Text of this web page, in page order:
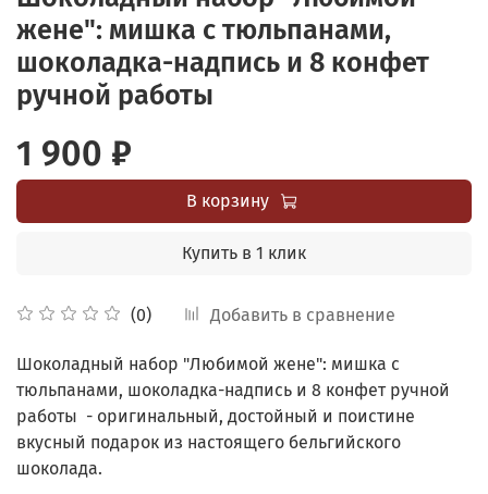
жене": мишка с тюльпанами,
шоколадка-надпись и 8 конфет
ручной работы
(0) Добавить в сравнение
1 900 ₽
В корзину
Купить в 1 клик
Шоколадный набор "Любимой жене": мишка с
тюльпанами, шоколадка-надпись и 8 конфет ручной
работы - оригинальный, достойный и поистине
вкусный подарок из настоящего бельгийского
шоколада.